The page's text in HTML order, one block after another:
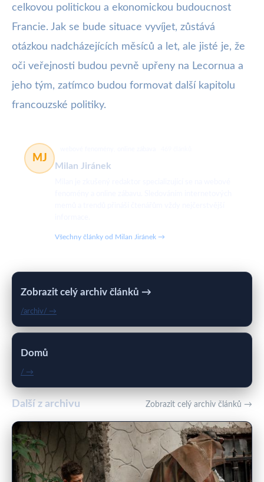
celkovou politickou a ekonomickou budoucnost
Francie. Jak se bude situace vyvíjet, zůstává
otázkou nadcházejících měsíců a let, ale jisté je, že
oči veřejnosti budou pevně upřeny na Lecornua a
jeho tým, zatímco budou formovat další kapitolu
francouzské politiky.
MJ
Milan Jiránek
Všechny články od Milan Jiránek →
Zobrazit celý archiv článků →
/archiv/ →
Domů
/ →
Další z archivu Zobrazit celý archiv článků →